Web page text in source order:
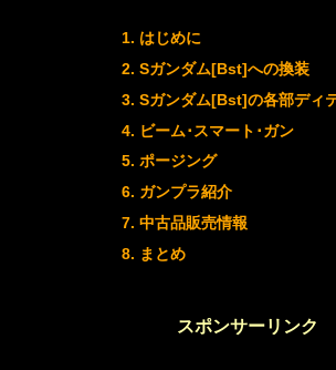
はじめに
Sガンダム[Bst]への換装
Sガンダム[Bst]の各部ディ
ビーム･スマート･ガン
ポージング
ガンプラ紹介
中古品販売情報
まとめ
スポンサーリンク